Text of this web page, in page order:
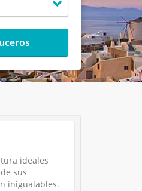
ideales
sus
inigualables.